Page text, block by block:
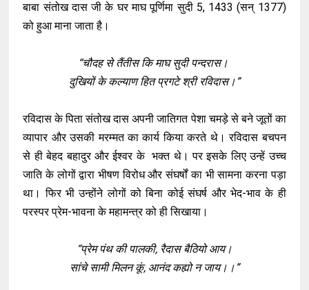
बाबा संतोख दास जी के घर माघ पूर्णिमा सुदी 5, 1433 (सन् 1377)
को हुआ माना जाता है।
“चौदह से तैंतीस कि माघ सुदी पन्दरास।
दुखियों के कल्याण हित प्रगटे श्री रविदास।”
रविदास के पिता संतोख दास अपनी जातिगत पेशा चमड़े से बने जूतों का
व्यापार और उसकी मरम्मत का कार्य किया करते थे। रविदास बचपन
से ही बेहद बहादुर और ईश्वर के भक्त थे। पर इसके लिए उन्हें उच्च
जाति के लोगों द्वारा भीषण विरोध और संघर्षों का भी सामना करना पड़ा
था। फिर भी उन्होंने लोगों को बिना कोई संघर्ष और भेद-भाव के ही
परस्पर प्रेम-भावना के महामन्त्र को ही सिखाया।
“प्रेम पंथ की पालकी, रैदास बैठियो आय।
सांचे सामी मिलन कूं, आनंद कह्यो न जाय।।”